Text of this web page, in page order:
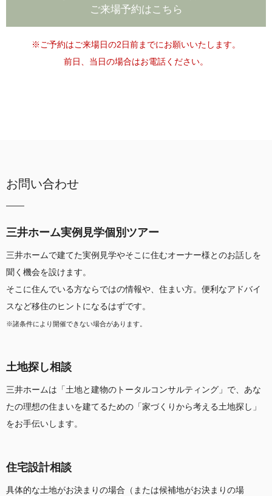
ご来場予約はこちら
※ご予約はご来場日の2日前までにお願いいたします。
前日、当日の場合はお電話ください。
お問い合わせ
三井ホーム実例見学個別ツアー
三井ホームで建てた実例見学やそこに住むオーナー様とのお話しを
聞く機会を設けます。
そこに住んでいる方ならではの情報や、住まい方。便利なアドバイ
スなど移住のヒントになるはずです。
※諸条件により開催できない場合があります。
土地探し相談
三井ホームは「土地と建物のトータルコンサルティング」で、あな
たの理想の住まいを建てるための「家づくりから考える土地探し」
をお手伝いします。
住宅設計相談
具体的な土地がお決まりの場合（または候補地がお決まりの場